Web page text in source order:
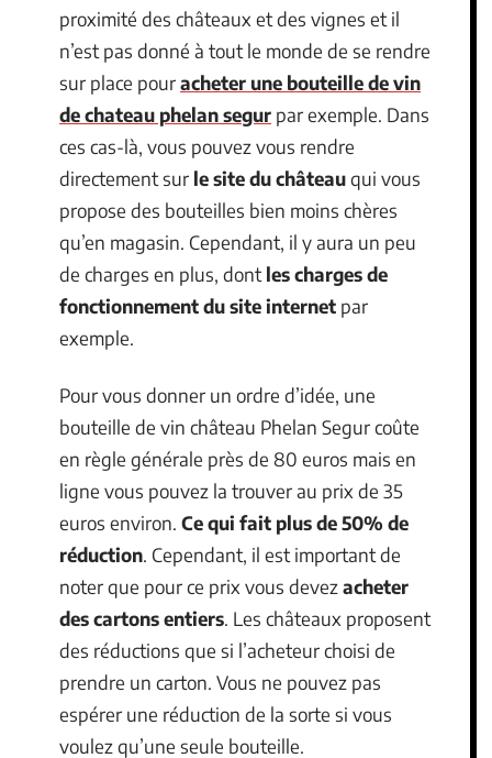
proximité des châteaux et des vignes et il
n’est pas donné à tout le monde de se rendre
sur place pouracheter une bouteille de vin
de chateau phelan segur par exemple. Dans
ces cas-là, vous pouvez vous rendre
directement sur le site du châteauqui vous
propose des bouteilles bien moins chères
qu’en magasin. Cependant, il y aura un peu
de charges en plus, dont les charges de
fonctionnement du site internet par
exemple.
Pour vous donner un ordre d’idée, une
bouteille de vin château Phelan Segur coûte
en règle générale près de 80 euros mais en
ligne vous pouvez la trouver au prix de 35
euros environ. Ce qui fait plus de 50% de
réduction. Cependant, il est important de
noter que pour ce prix vous devezacheter
des cartons entiers. Les châteaux proposent
des réductions que si l’acheteur choisi de
prendre un carton. Vous ne pouvez pas
espérer une réduction de la sorte si vous
voulez qu’une seule bouteille.